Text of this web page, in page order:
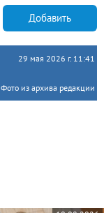
Добавить
29 мая 2026 г. 11:41
Фото из архива редакции